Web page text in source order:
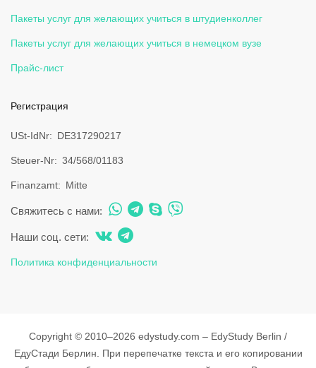
Пакеты услуг для желающих учиться в штудиенколлег
Пакеты услуг для желающих учиться в немецком вузе
Прайс-лист
Регистрация
USt-IdNr DE317290217
Steuer-Nr 34/568/01183
Finanzamt Mitte
Свяжитесь с нами:
Наши соц. сети:
Политика конфиденциальности
Copyright © 2010–2026 edystudy.com – EdyStudy Berlin /
ЕдуСтади Берлин. При перепечатке текста и его копировании